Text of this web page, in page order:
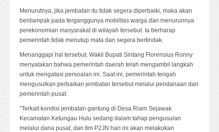
Menurutnya, jika jembatan itu tidak segera diperbaiki, maka akan
berdampak pada terganggunya mobilitas warga dan menurunnya
perekonomian masyarakat di wilayah tersebut. Ia berharap
pemerintah tidak menutup mata dan segera bertindak.
Menanggapi hal tersebut, Wakil Bupati Sintang Florensius Ronny
menyatakan bahwa pemerintah daerah telah mengambil langkah
untuk mengatasi persoalan ini. Saat ini, pemerintah tengah
mengusulkan perbaikan jembatan tersebut melalui pendanaan dari
pemerintah pusat.
“Terkait kondisi jembatan gantung di Desa Riam Sejawak
Kecamatan Ketungau Hulu sedang dalam tahap pengusulan
melalui dana pusat, dan tim P2JN hari ini akan melakukan